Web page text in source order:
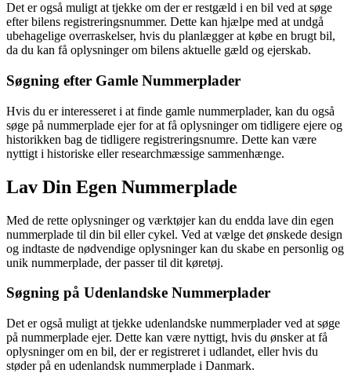
Det er også muligt at tjekke om der er restgæld i en bil ved at søge
efter bilens registreringsnummer. Dette kan hjælpe med at undgå
ubehagelige overraskelser, hvis du planlægger at købe en brugt bil,
da du kan få oplysninger om bilens aktuelle gæld og ejerskab.
Søgning efter Gamle Nummerplader
Hvis du er interesseret i at finde gamle nummerplader, kan du også
søge på nummerplade ejer for at få oplysninger om tidligere ejere og
historikken bag de tidligere registreringsnumre. Dette kan være
nyttigt i historiske eller researchmæssige sammenhænge.
Lav Din Egen Nummerplade
Med de rette oplysninger og værktøjer kan du endda lave din egen
nummerplade til din bil eller cykel. Ved at vælge det ønskede design
og indtaste de nødvendige oplysninger kan du skabe en personlig og
unik nummerplade, der passer til dit køretøj.
Søgning på Udenlandske Nummerplader
Det er også muligt at tjekke udenlandske nummerplader ved at søge
på nummerplade ejer. Dette kan være nyttigt, hvis du ønsker at få
oplysninger om en bil, der er registreret i udlandet, eller hvis du
støder på en udenlandsk nummerplade i Danmark.